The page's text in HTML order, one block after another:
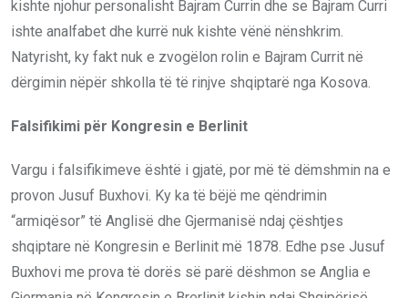
kishte njohur personalisht Bajram Currin dhe se Bajram Curri
ishte analfabet dhe kurrë nuk kishte vënë nënshkrim.
Natyrisht, ky fakt nuk e zvogëlon rolin e Bajram Currit në
dërgimin nëpër shkolla të të rinjve shqiptarë nga Kosova.
Falsifikimi për Kongresin e Berlinit
Vargu i falsifikimeve është i gjatë, por më të dëmshmin na e
provon Jusuf Buxhovi. Ky ka të bëjë me qëndrimin
“armiqësor” të Anglisë dhe Gjermanisë ndaj çështjes
shqiptare në Kongresin e Berlinit më 1878. Edhe pse Jusuf
Buxhovi me prova të dorës së parë dëshmon se Anglia e